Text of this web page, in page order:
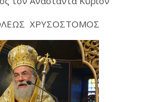
ΧΡΥΣΟΣΤΟΜΟΣ